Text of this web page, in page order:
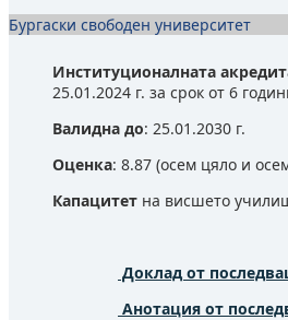
Бургаски свободен университет
Институционалната
25.01.2024 г. за срок от 6
Валидна до: 25.01.2030 г.
Оценка: 8.87 (осем цяло и
Капацитет на висшето
Доклад от
Анотация от